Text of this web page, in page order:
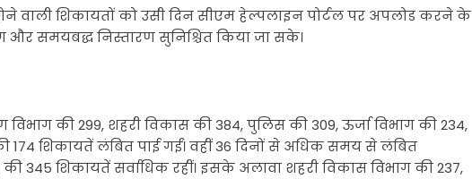
वाली शिकायतों को उसी दिन सीएम हेल्पलाइन पोर्टल पर अपलोड करने के
और समयबद्ध निस्तारण सुनिश्चित किया जा सके।
की 299, शहरी विकास की 384, पुलिस की 309, ऊर्जा विभाग की 234,
174 शिकायतें लंबित पाई गईं। वहीं 36 दिनों से अधिक समय से लंबित
345 शिकायतें सर्वाधिक रहीं। इसके अलावा शहरी विकास विभाग की 237,